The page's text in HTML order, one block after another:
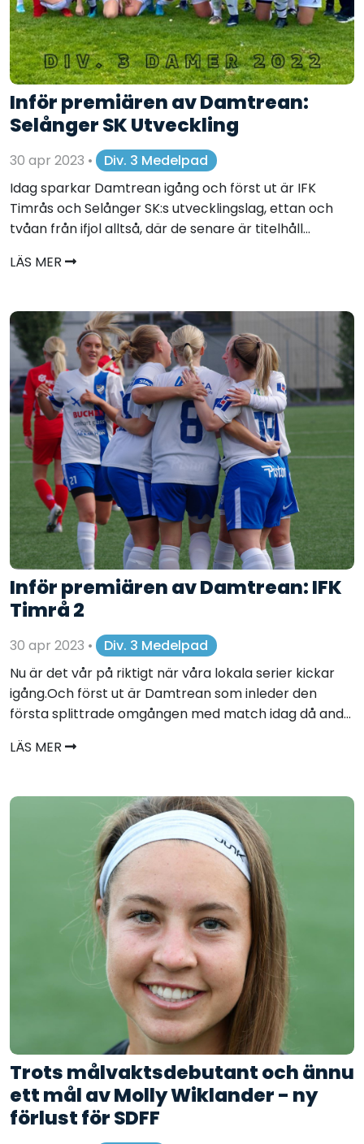
Inför premiären av Damtrean:
Selånger SK Utveckling
30 apr 2023 •
Div. 3 Medelpad
Idag sparkar Damtrean igång och först ut är IFK
Timrås och Selånger SK:s utvecklingslag, ettan och
tvåan från ifjol alltså, där de senare är titelhåll...
LÄS MER
Inför premiären av Damtrean: IFK
Timrå 2
30 apr 2023 •
Div. 3 Medelpad
Nu är det vår på riktigt när våra lokala serier kickar
igång.Och först ut är Damtrean som inleder den
första splittrade omgången med match idag då and...
LÄS MER
Trots målvaktsdebutant och ännu
ett mål av Molly Wiklander - ny
förlust för SDFF